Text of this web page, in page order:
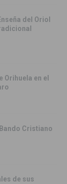
del Oriol
en el
Cristiano
de sus